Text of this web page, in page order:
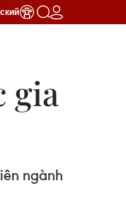
gia
ngành